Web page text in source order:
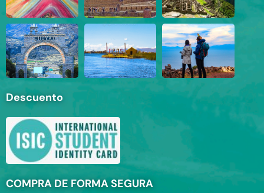
Descuento
COMPRA DE FORMA SEGURA